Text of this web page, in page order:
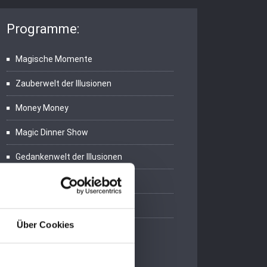
Über Cookies
Programme:
Magische Momente
Zauberwelt der Illusionen
Money Money
Magic Dinner Show
Gedankenwelt der Illusionen
Zauber-Varieté